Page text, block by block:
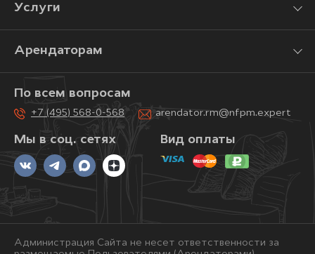
Услуги
Арендаторам
Мы в соц. сетях
По всем вопросам
+7 (495) 568-0-568 arendator.rm@nfpm.expert
Вид оплаты
Администрация Сайта не несет ответственности за